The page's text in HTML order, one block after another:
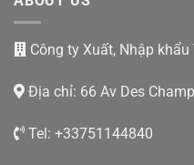
Công ty Xuất, Nhập
Địa chỉ: 66 Av Des
Tel: +33751144840